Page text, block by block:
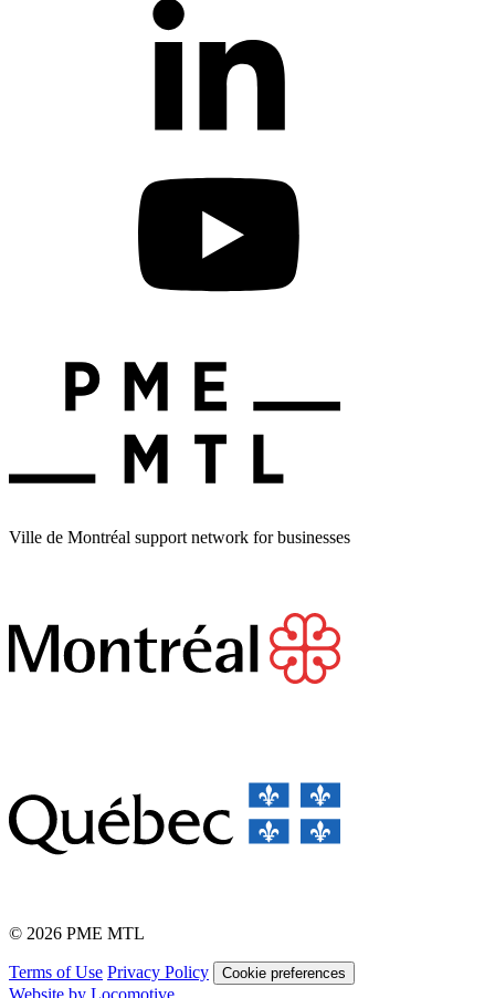
Ville de Montréal support network for businesses
© 2026 PME MTL
Terms of Use Privacy Policy Cookie preferences